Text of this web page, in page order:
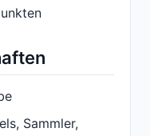
Sammler,